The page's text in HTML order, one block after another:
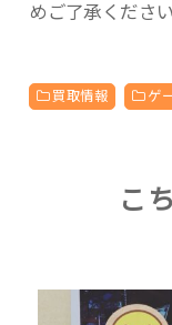
めご了承ください
買取情報 ゲ
こ